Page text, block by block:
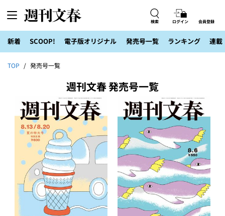
検索 ログイン 会員登録
新着 SCOOP! 電子版オリジナル 発売号一覧 ランキング 連載
TOP 発売号一覧
週刊文春 発売号一覧